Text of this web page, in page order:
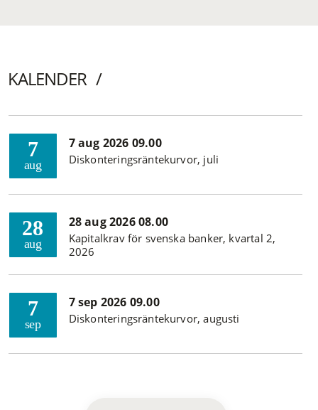
KALENDER
7
aug
7 aug 2026 09.00
Diskonteringsräntekurvor, juli
28
aug
28 aug 2026 08.00
Kapitalkrav för svenska banker, kvartal 2,
2026
7
sep
7 sep 2026 09.00
Diskonteringsräntekurvor, augusti